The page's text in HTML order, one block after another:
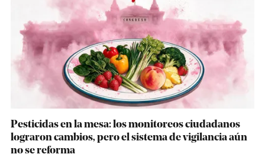
Pesticidas en la mesa: los monitoreos ciudadanos
lograron cambios, pero el sistema de vigilancia aún
no se reforma